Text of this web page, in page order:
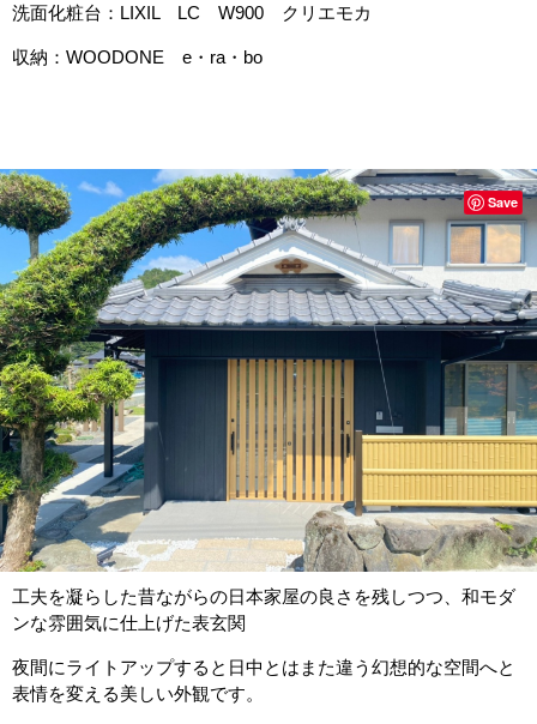
洗面化粧台：LIXIL LC W900 クリエモカ
収納：WOODONE e・ra・bo
工夫を凝らした昔ながらの日本家屋の良さを残しつつ、和モダ
ンな雰囲気に仕上げた表玄関
夜間にライトアップすると日中とはまた違う幻想的な空間へと
表情を変える美しい外観です。
Save